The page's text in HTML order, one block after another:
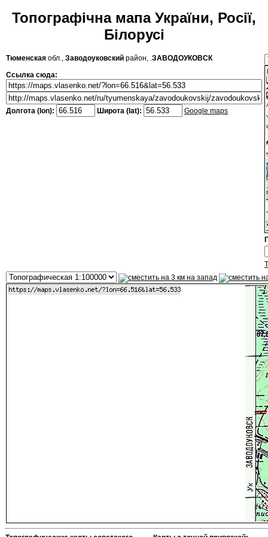
Топографічна мапа України, Росії,
Білорусі
Тюменская обл., Заводоуковский район, .ЗАВОДОУКОВСК
Ссылка сюда:
Долгота (lon): Широта (lat): Google maps